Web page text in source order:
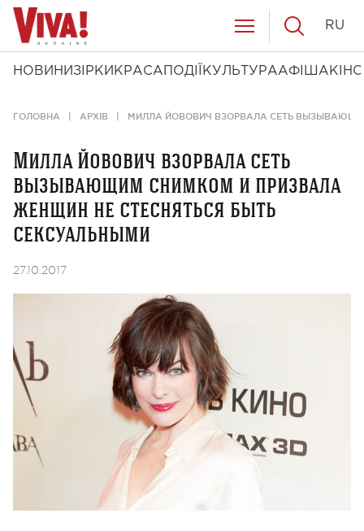
НОВИНИ ЗІРКИ КРАСА ПОДІЇ КУЛЬТУРААФІША КІНО
RU
ГОЛОВНА АРХІВ МИЛЛА ЙОВОВИЧ ВЗОРВАЛА СЕТЬ
Милла Йовович взорвала сеть
вызывающим снимком и призвала
женщин не стесняться быть
сексуальными
27.10.2017